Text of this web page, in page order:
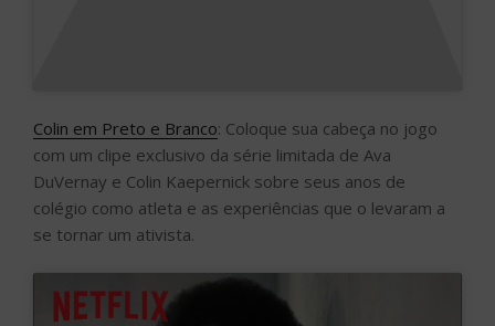
Colin em Preto e Branco: Coloque sua cabeça no jogo
com um clipe exclusivo da série limitada de Ava
DuVernay e Colin Kaepernick sobre seus anos de
colégio como atleta e as experiências que o levaram a
se tornar um ativista.